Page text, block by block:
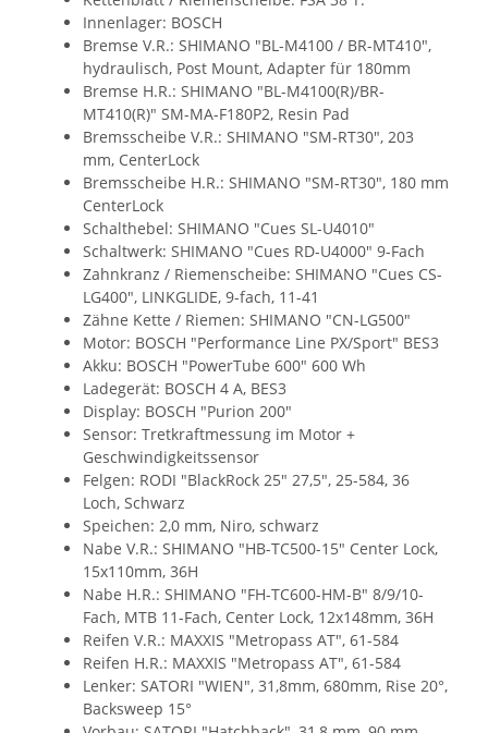
Innenlager: BOSCH
Bremse V.R.: SHIMANO "BL-M4100 / BR-MT410",
hydraulisch, Post Mount, Adapter für 180mm
Bremse H.R.: SHIMANO "BL-M4100(R)/BR-
MT410(R)" SM-MA-F180P2, Resin Pad
Bremsscheibe V.R.: SHIMANO "SM-RT30", 203
mm, CenterLock
Bremsscheibe H.R.: SHIMANO "SM-RT30", 180 mm
CenterLock
Schalthebel: SHIMANO "Cues SL-U4010"
Schaltwerk: SHIMANO "Cues RD-U4000" 9-Fach
Zahnkranz / Riemenscheibe: SHIMANO "Cues CS-
LG400", LINKGLIDE, 9-fach, 11-41
Zähne Kette / Riemen: SHIMANO "CN-LG500"
Motor: BOSCH "Performance Line PX/Sport" BES3
Akku: BOSCH "PowerTube 600" 600 Wh
Ladegerät: BOSCH 4 A, BES3
Display: BOSCH "Purion 200"
Sensor: Tretkraftmessung im Motor +
Geschwindigkeitssensor
Felgen: RODI "BlackRock 25" 27,5", 25-584, 36
Loch, Schwarz
Speichen: 2,0 mm, Niro, schwarz
Nabe V.R.: SHIMANO "HB-TC500-15" Center Lock,
15x110mm, 36H
Nabe H.R.: SHIMANO "FH-TC600-HM-B" 8/9/10-
Fach, MTB 11-Fach, Center Lock, 12x148mm, 36H
Reifen V.R.: MAXXIS "Metropass AT", 61-584
Reifen H.R.: MAXXIS "Metropass AT", 61-584
Lenker: SATORI "WIEN", 31,8mm, 680mm, Rise 20°,
Backsweep 15°